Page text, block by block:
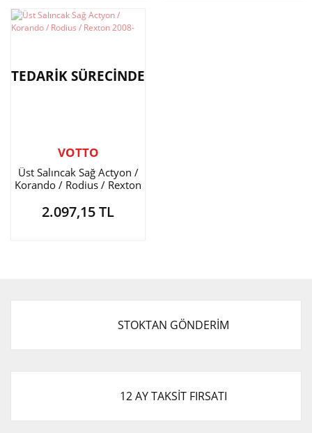
TEDARİK SÜRECİNDE
VOTTO
Üst Salıncak Sağ Actyon /
Korando / Rodius / Rexton
2.097,15 TL
STOKTAN GÖNDERİM
12 AY TAKSİT FIRSATI